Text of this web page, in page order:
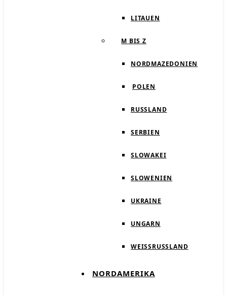
LITAUEN
M BIS Z
NORDMAZEDONIEN
POLEN
RUSSLAND
SERBIEN
SLOWAKEI
SLOWENIEN
UKRAINE
UNGARN
WEISSRUSSLAND
NORDAMERIKA